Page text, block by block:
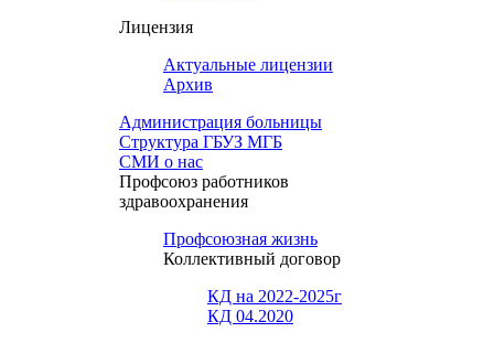
Лицензия
Актуальные лицензии
Архив
Администрация больницы
Структура ГБУЗ МГБ
СМИ о нас
Профсоюз работников
здравоохранения
Профсоюзная жизнь
Коллективный договор
КД на 2022-2025г
КД 04.2020